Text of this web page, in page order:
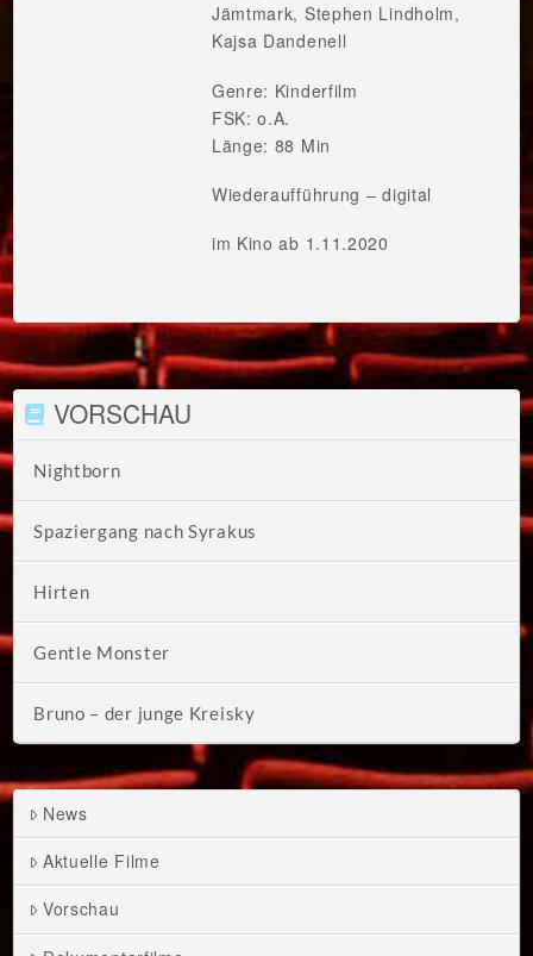
Jämtmark, Stephen Lindholm,
Kajsa Dandenell
Genre: Kinderfilm
FSK: o.A.
Länge: 88 Min
Wiederaufführung – digital
im Kino ab 1.11.2020
VORSCHAU
Nightborn
Spaziergang nach Syrakus
Hirten
Gentle Monster
Bruno – der junge Kreisky
News
Aktuelle Filme
Vorschau